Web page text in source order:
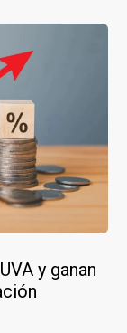
y ganan